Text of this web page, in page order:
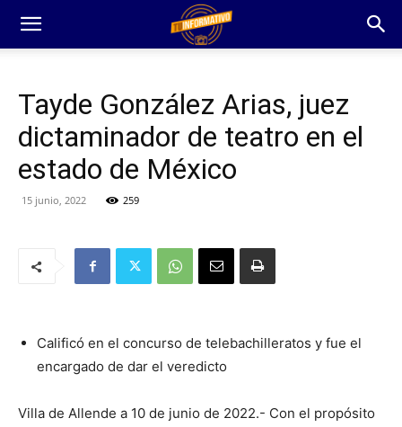
Tayde González Arias, juez
dictaminador de teatro en el
estado de México
15 junio, 2022 259
Calificó en el concurso de telebachilleratos y fue el
encargado de dar el veredicto
Villa de Allende a 10 de junio de 2022.- Con el propósito